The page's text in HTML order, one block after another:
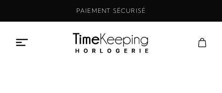
PAIEMENT SÉCURISÉ